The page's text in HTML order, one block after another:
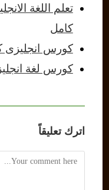
تعلم اللغة
كامل
كورس انجليزى
كورس لغة انجليزية 2024
اترك تعليقاً
Comment